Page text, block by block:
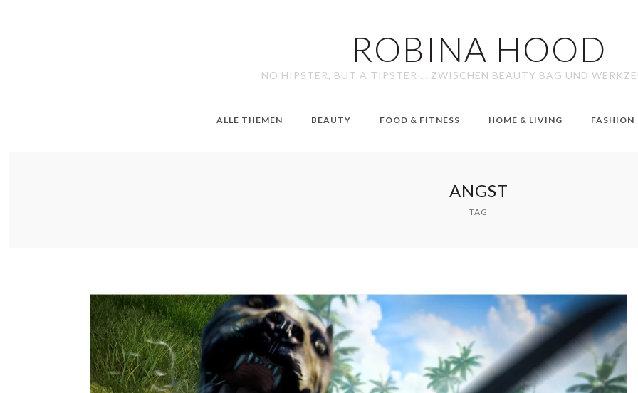
ROBINA HOOD
NO HIPSTER, BUT A TIPSTER … ZWISCHEN BEAUTY BAG UND
ALLE THEMEN BEAUTY FOOD & FITNESS HOME & LIVING FASHION
ANGST
TAG